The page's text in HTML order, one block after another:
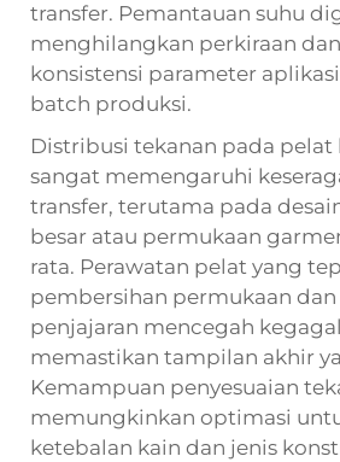
transfer. Pemantauan suhu
menghilangkan perkiraan
konsistensi parameter
batch produksi.
Distribusi tekanan pada pelat
sangat memengaruhi
transfer, terutama pada
besar atau permukaan
rata. Perawatan pelat yang
pembersihan permukaan dan
penjajaran mencegah
memastikan tampilan akhir
Kemampuan penyesuaian
memungkinkan optimasi
ketebalan kain dan jenis